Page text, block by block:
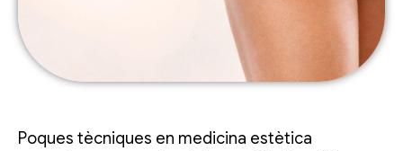
Poques tècniques en medicina estètica